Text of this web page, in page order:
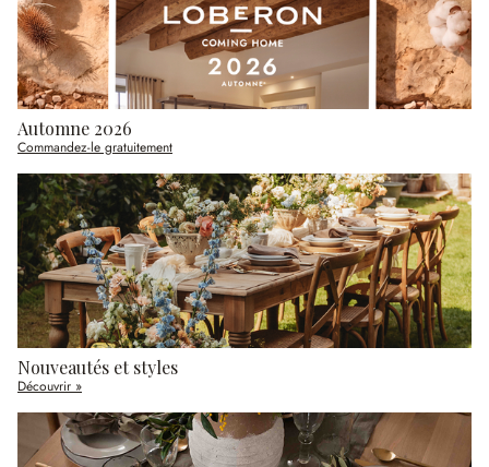
Automne 2026
Commandez-le gratuitement
Nouveautés et styles
Découvrir »